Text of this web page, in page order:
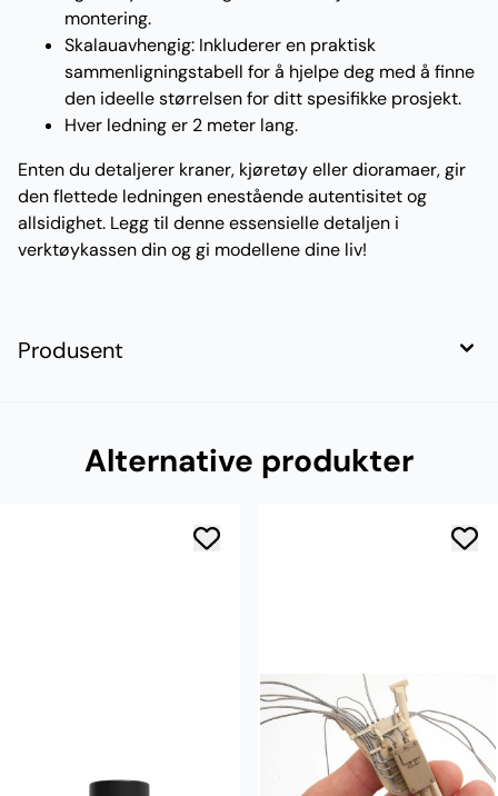
montering.
Skalauavhengig: Inkluderer en praktisk
sammenligningstabell for å hjelpe deg med å finne
den ideelle størrelsen for ditt spesifikke prosjekt.
Hver ledning er 2 meter lang.
Enten du detaljerer kraner, kjøretøy eller dioramaer, gir
den flettede ledningen enestående autentisitet og
allsidighet. Legg til denne essensielle detaljen i
verktøykassen din og gi modellene dine liv!
Produsent
Alternative produkter